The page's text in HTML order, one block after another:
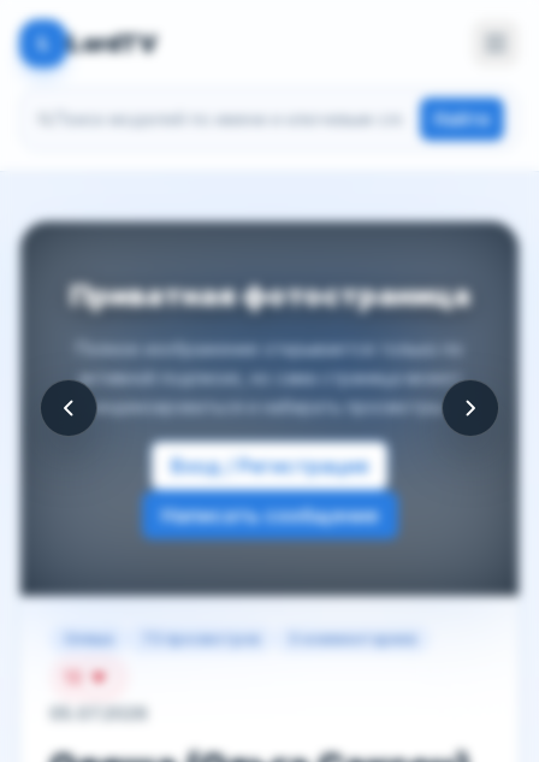
L LordTV
Найти
Приватная фотостраница
Полное изображение открывается только по
активной подписке, но сама страница может
индексироваться и набирать просмотры.
Вход / Регистрация
Написать сообщение
Оляша 73 просмотров 0 комментариев